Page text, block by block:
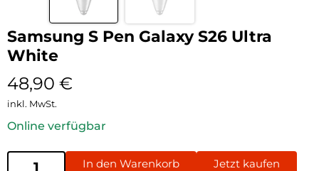
Samsung S Pen Galaxy S26 Ultra
White
48,90 €
inkl. MwSt.
Online verfügbar
In den Warenkorb Jetzt kaufen